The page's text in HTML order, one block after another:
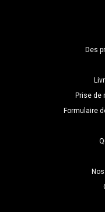
Des
Prise de
Formulaire